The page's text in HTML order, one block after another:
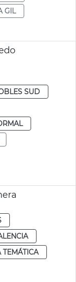
GIL
SUD
TEMÁTICA